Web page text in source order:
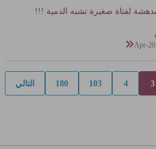
لفتاة صغيرة تشبه الدمية !!!
3
4
103
180 التالي